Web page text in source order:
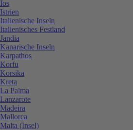
Ios
Istrien
Italienische Inseln
Italienisches Festland
Jandia
Kanarische Inseln
Karpathos
Korfu
Korsika
Kreta
La Palma
Lanzarote
Madeira
Mallorca
Malta (Insel)